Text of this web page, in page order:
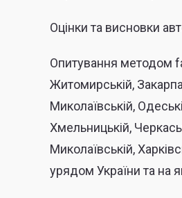
Оцінки та висновки
Опитування методом
Житомирській,
Миколаївській,
Хмельницькій,
Миколаївській,
урядом України та на